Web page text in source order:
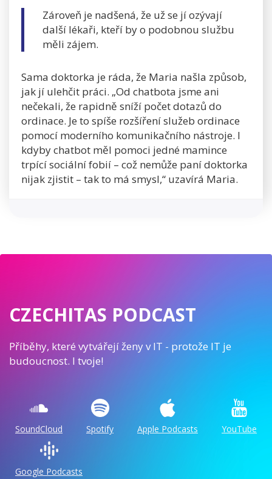
Zároveň je nadšená, že už se jí ozývají
další lékaři, kteří by o podobnou službu
měli zájem.
Sama doktorka je ráda, že Maria našla způsob,
jak jí ulehčit práci. „Od chatbota jsme ani
nečekali, že rapidně sníží počet dotazů do
ordinace. Je to spíše rozšíření služeb ordinace
pomocí moderního komunikačního nástroje. I
kdyby chatbot měl pomoci jedné mamince
trpící sociální fobií – což nemůže paní doktorka
nijak zjistit – tak to má smysl,“ uzavírá Maria.
CZECHITAS PODCAST
Příběhy, které vytvářejí ženy v IT - protože IT je
budoucnost. I tvoje!
SoundCloud Spotify Apple Podcasts YouTube
Google Podcasts